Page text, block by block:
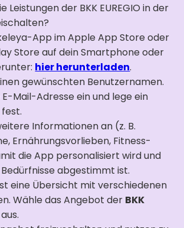
Leistungen der BKK EUREGIO in der
App im Apple App Store oder
Store auf dein Smartphone oder
hier herunterladen.
gewünschten Benutzernamen.
Mail-Adresse ein und lege ein
Informationen an (z. B.
Ernährungsvorlieben, Fitness-
die App personalisiert wird und
abgestimmt ist.
eine Übersicht mit verschiedenen
Wähle das Angebot der BKK
aus.